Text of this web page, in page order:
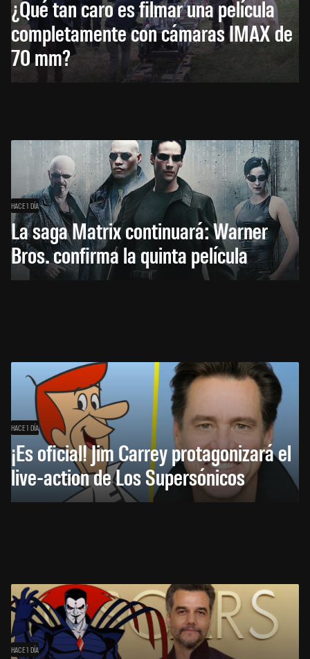
¿Qué tan caro es filmar una película
completamente con cámaras IMAX de
70 mm?
HACE 1 DÍA
La saga Matrix continuará: Warner
Bros. confirma la quinta película
HACE 1 DÍA
¡Es oficial! Jim Carrey protagonizará el
live-action de Los Supersónicos
HACE 1 DÍA